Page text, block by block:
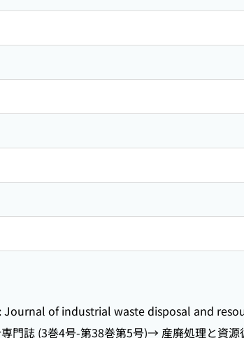
Journal of industrial waste disposal and
門誌 (3巻4号-第38巻第5号)→ 産廃処理と資